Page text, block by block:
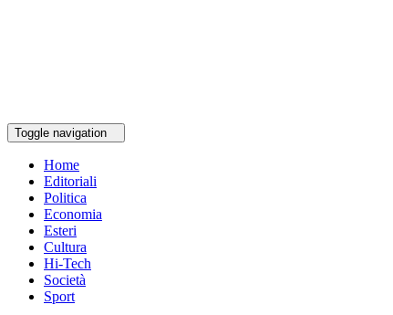
Toggle navigation
Home
Editoriali
Politica
Economia
Esteri
Cultura
Hi-Tech
Società
Sport